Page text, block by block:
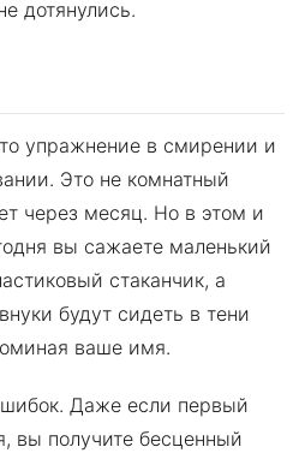
дотянулись.
упражнение в смирении и
Это не комнатный
через месяц. Но в этом и
вы сажаете маленький
стаканчик, а
будут сидеть в тени
ваше имя.
Даже если первый
вы получите бесценный